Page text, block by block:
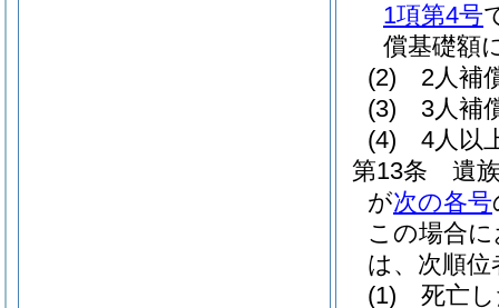
1項第4号
償基礎額
(2)
2人補
(3)
3人補
(4)
4人以
第13条
遺
が次の各号
この場合
は、次順
(1)
死亡